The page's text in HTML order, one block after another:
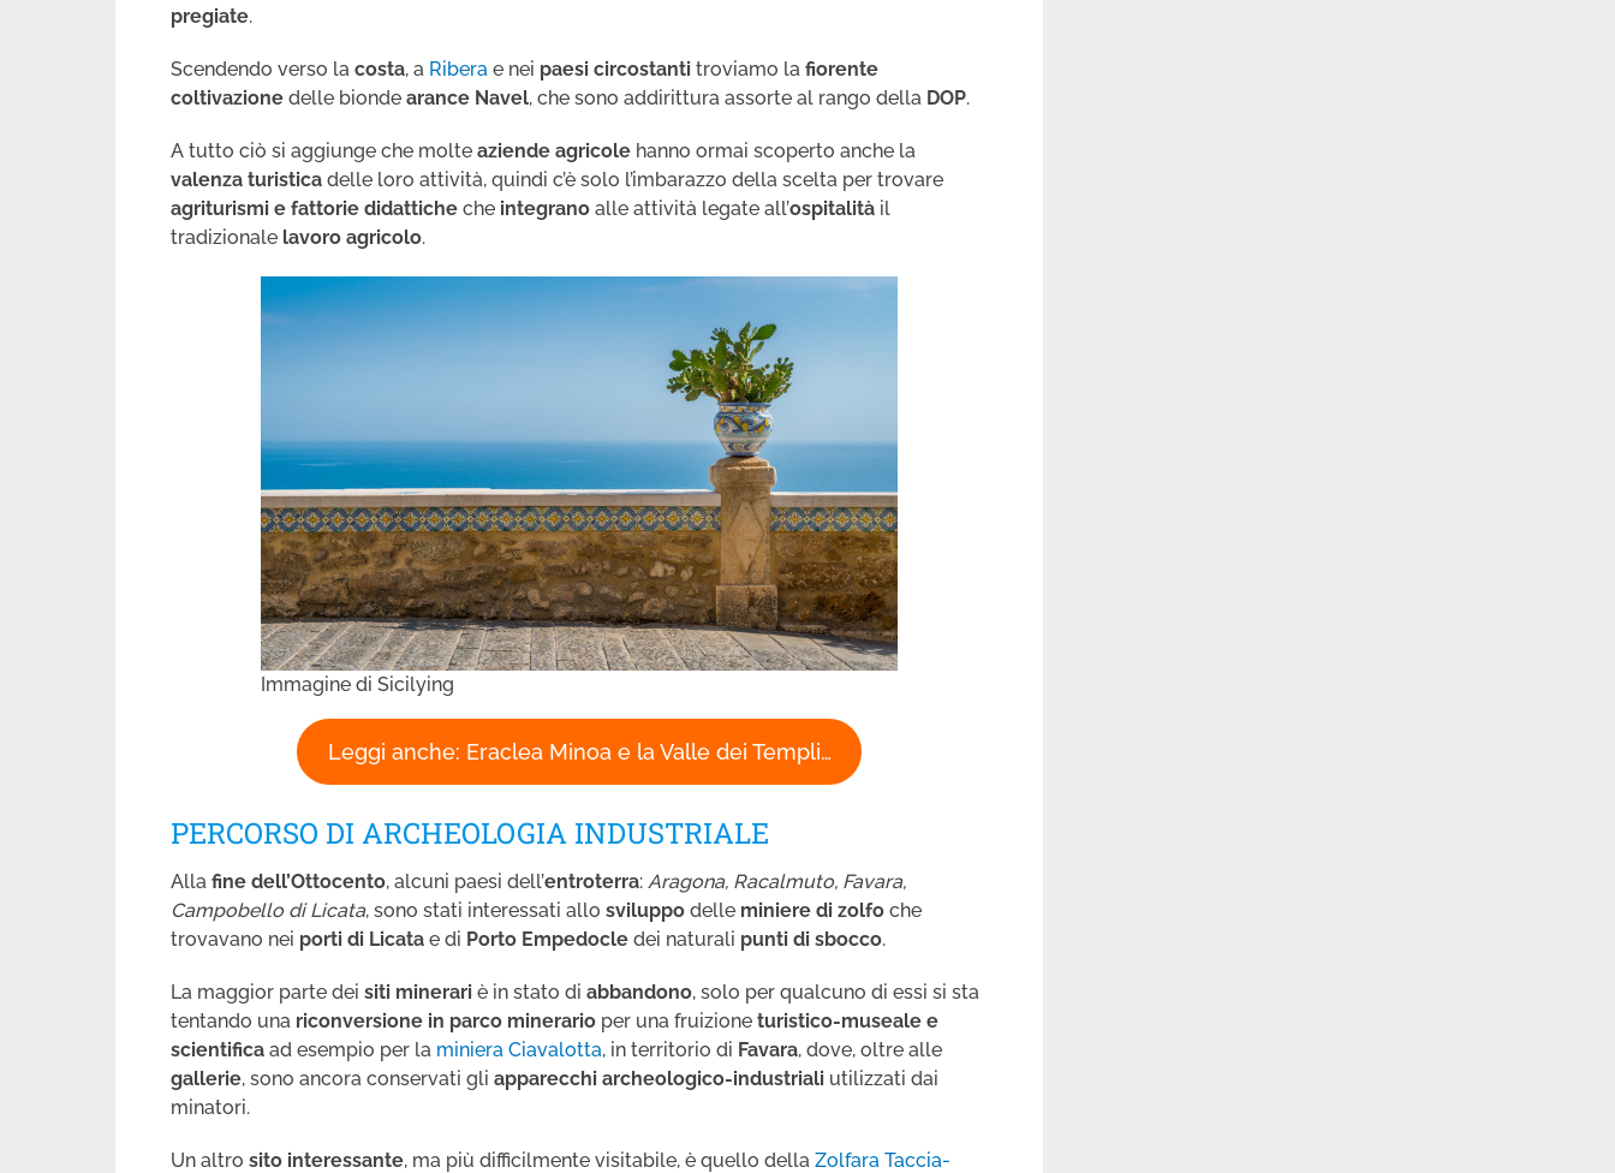
pregiate.
Scendendo verso la costa, a Ribera e nei paesi circostanti troviamo la fiorente
coltivazione delle bionde arance Navel, che sono addirittura assorte al rango della DOP.
A tutto ciò si aggiunge che molte aziende agricole hanno ormai scoperto anche la
valenza turistica delle loro attività, quindi c’è solo l’imbarazzo della scelta per trovare
agriturismi e fattorie didattiche che integrano alle attività legate all’ospitalità il
tradizionale lavoro agricolo.
Immagine di Sicilying
Leggi anche: Eraclea Minoa e la Valle dei Templi…
PERCORSO DI ARCHEOLOGIA INDUSTRIALE
Alla fine dell’Ottocento, alcuni paesi dell’entroterra: Aragona, Racalmuto, Favara,
Campobello di Licata, sono stati interessati allo sviluppo delle miniere di zolfo che
trovavano nei porti di Licata e di Porto Empedocle dei naturali punti di sbocco.
La maggior parte dei siti minerari è in stato di abbandono, solo per qualcuno di essi si sta
tentando una riconversione in parco minerario per una fruizione turistico-museale e
scientifica ad esempio per la miniera Ciavalotta, in territorio di Favara, dove, oltre alle
gallerie, sono ancora conservati gli apparecchi archeologico-industriali utilizzati dai
minatori.
Un altro sito interessante, ma più difficilmente visitabile, è quello della Zolfara Taccia-